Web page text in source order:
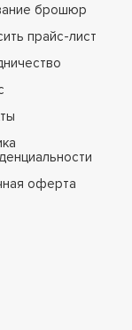
брошюр
прайс-лист
оферта